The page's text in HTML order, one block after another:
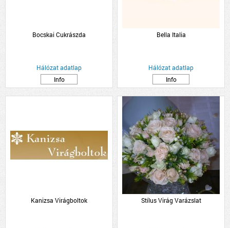
Bocskai Cukrászda
Hálózat adatlap
Info
Bella Italia
Hálózat adatlap
Info
Kanizsa Virágboltok Stílus Virág Varázslat